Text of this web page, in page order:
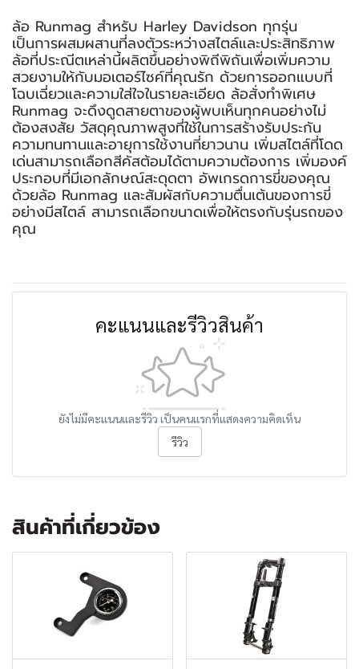
ล้อ Runmag สำหรับ Harley Davidson ทุกรุ่น
เป็นการผสมผสานที่ลงตัวระหว่างสไตล์และประสิทธิภาพ
ล้อที่ประณีตเหล่านี้ผลิตขึ้นอย่างพิถีพิถันเพื่อเพิ่มความ
สวยงามให้กับมอเตอร์ไซค์ที่คุณรัก ด้วยการออกแบบที่
โฉบเฉี่ยวและความใส่ใจในรายละเอียด ล้อสั่งทำพิเศษ
Runmag จะดึงดูดสายตาของผู้พบเห็นทุกคนอย่างไม่
ต้องสงสัย วัสดุคุณภาพสูงที่ใช้ในการสร้างรับประกัน
ความทนทานและอายุการใช้งานที่ยาวนาน เพิ่มสไตล์ที่โดด
เด่นสามารถเลือกสีคัสต้อมได้ตามความต้องการ เพิ่มองค์
ประกอบที่มีเอกลักษณ์สะดุดตา อัพเกรดการขี่ของคุณ
ด้วยล้อ Runmag และสัมผัสกับความตื่นเต้นของการขี่
อย่างมีสไตล์ สามารถเลือกขนาดเพื่อให้ตรงกับรุ่นรถของ
คุณ
คะแนนและรีวิวสินค้า
ยังไม่มีคะแนนและรีวิว เป็นคนแรกที่แสดงความคิดเห็น
รีวิว
สินค้าที่เกี่ยวข้อง